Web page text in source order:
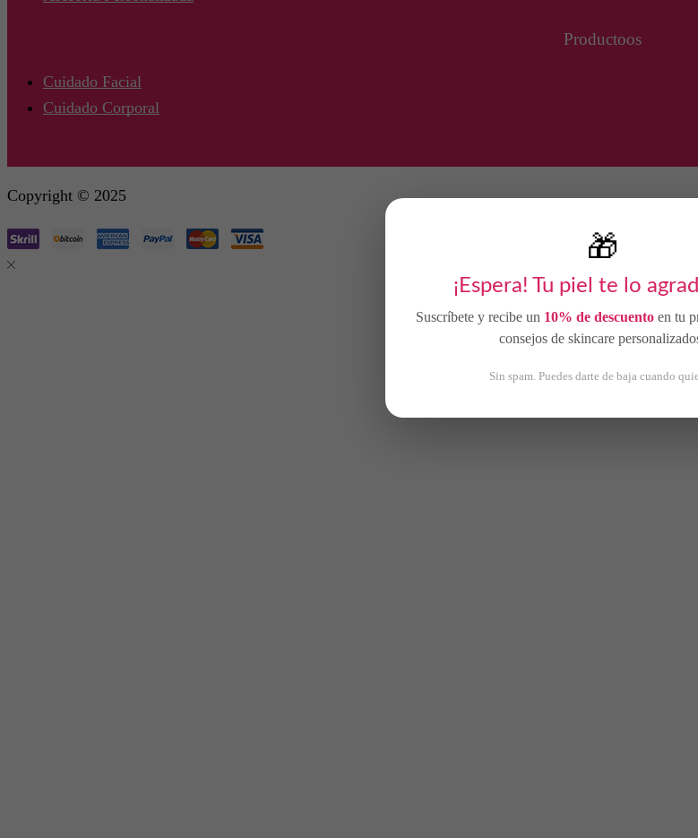
Productoos
Cuidado Facial
Cuidado Corporal
Copyright © 2025
🎁
¡Espera! Tu piel te lo
Suscríbete y recibe un 10% de descuentoen tu
consejos de skincare
Sin spam. Puedes darte de baja cuando